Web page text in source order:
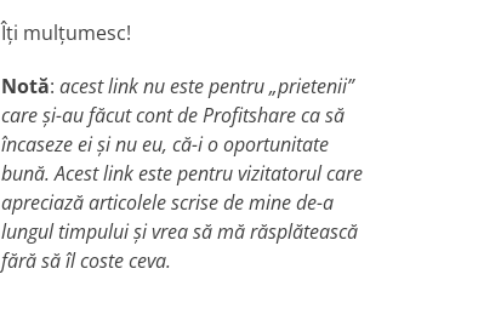
Îți mulțumesc!
Notă: acest link nu este pentru „prietenii”
care și-au făcut cont de Profitshare ca să
încaseze ei și nu eu, că-i o oportunitate
bună. Acest link este pentru vizitatorul care
apreciază articolele scrise de mine de-a
lungul timpului și vrea să mă răsplătească
fără să îl coste ceva.